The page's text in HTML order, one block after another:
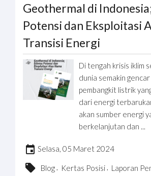
Geothermal di
Potensi dan Eksploitasi
Transisi Energi
Di tengah krisis iklim
dunia semakin
pembangkit listrik
dari energi
akan sumber energi
berkelanjutan dan ...
Selasa, 05 Maret 2024
Blog Kertas Posisi
Laporan